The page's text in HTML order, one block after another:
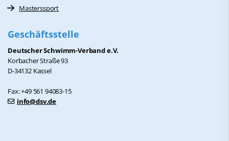
Masterssport
Geschäftsstelle
Deutscher Schwimm-Verband e.V.
Korbacher Straße 93
D-34132 Kassel
Fax: +49 561 94083-15
info@dsv.de